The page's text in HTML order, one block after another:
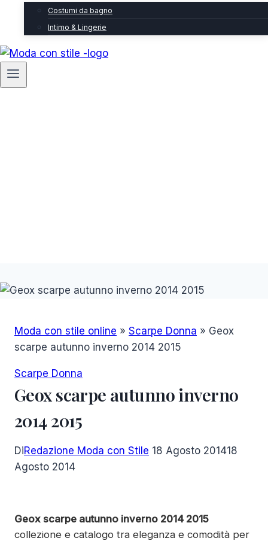
Costumi da bagno
Intimo & Lingerie
Moda con stile online » Scarpe Donna » Geox
scarpe autunno inverno 2014 2015
Scarpe Donna
Geox scarpe autunno inverno
2014 2015
DiRedazione Moda con Stile 18 Agosto 201418
Agosto 2014
Geox scarpe autunno inverno 2014 2015
collezione e catalogo tra eleganza e comodità per